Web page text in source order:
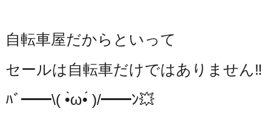
自転車屋だからといって
セールは自転車だけではありません‼️
ﾊﾞ━━\( •̀ω•́ )/━━ﾝ💥